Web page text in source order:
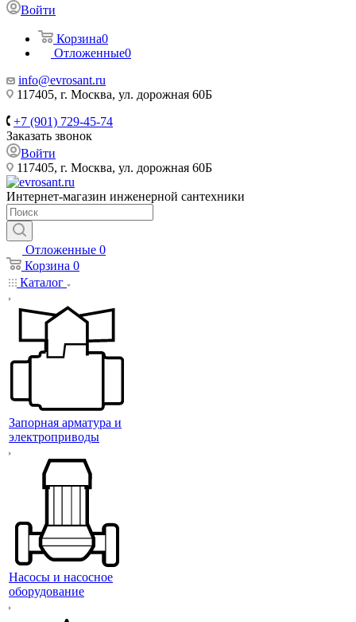
Войти
Корзина0
Отложенные0
info@evrosant.ru
117405, г. Москва, ул. дорожная 60Б
+7 (901) 729-45-74
Заказать звонок
Войти
117405, г. Москва, ул. дорожная 60Б
Интернет-магазин инженерной сантехники
Отложенные 0
Корзина 0
Каталог
Запорная арматура и
электроприводы
Насосы и насосное
оборудование